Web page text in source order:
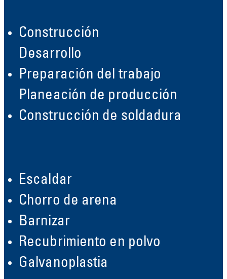
Construcción
Desarrollo
Preparación del trabajo
Planeación de producción
Construcción de soldadura
Escaldar
Chorro de arena
Barnizar
Recubrimiento en polvo
Galvanoplastia